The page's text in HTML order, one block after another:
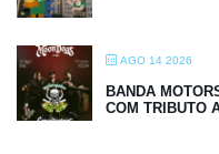
AGO 14 2026
BANDA
COM TRIBUTO